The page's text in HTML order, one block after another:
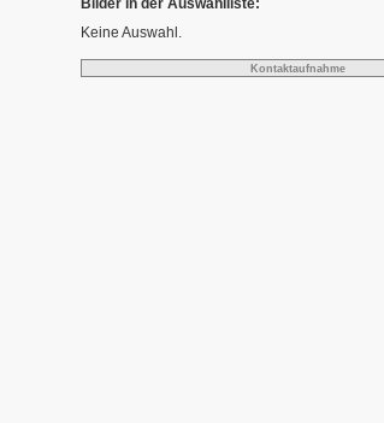
Keine Auswahl.
Kontaktaufnahme